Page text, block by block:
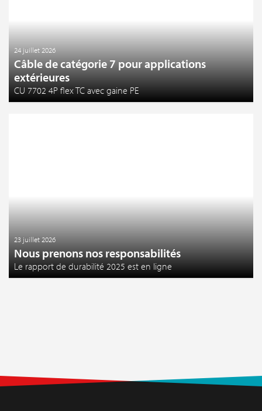
24 juillet 2026
Câble de catégorie 7 pour applications
extérieures
CU 7702 4P flex TC avec gaine PE
23 juillet 2026
Nous prenons nos responsabilités
Le rapport de durabilité 2025 est en ligne